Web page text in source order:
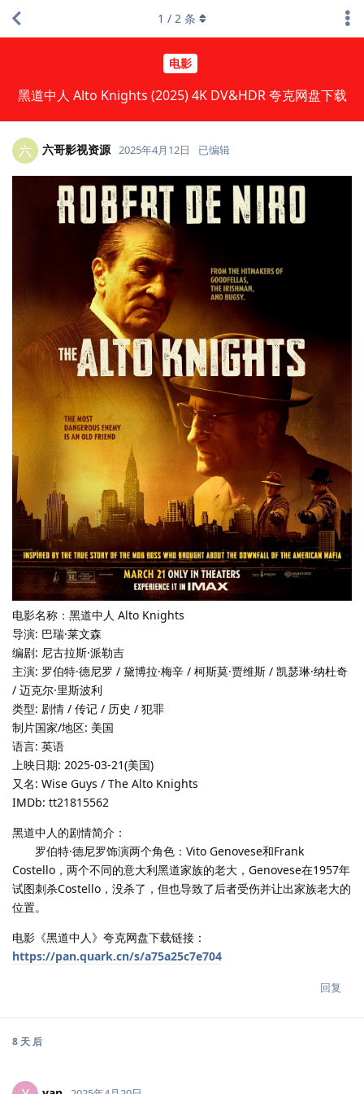
电影
黑道中人 Alto Knights (2025) 4K DV&HDR 夸克网盘下载
1 / 2 条
六 六哥影视资源 2025年4月12日 已编辑
电影名称：黑道中人 Alto Knights
导演: 巴瑞·莱文森
编剧: 尼古拉斯·派勒吉
主演: 罗伯特·德尼罗 / 黛博拉·梅辛 / 柯斯莫·贾维斯 / 凯瑟琳·纳杜奇
/ 迈克尔·里斯波利
类型: 剧情 / 传记 / 历史 / 犯罪
制片国家/地区: 美国
语言: 英语
上映日期: 2025-03-21(美国)
又名: Wise Guys / The Alto Knights
IMDb: tt21815562
黑道中人的剧情简介：
罗伯特·德尼罗饰演两个角色：Vito Genovese和Frank
Costello，两个不同的意大利黑道家族的老大，Genovese在1957年
试图刺杀Costello，没杀了，但也导致了后者受伤并让出家族老大的
位置。
电影《黑道中人》夸克网盘下载链接：
https://pan.quark.cn/s/a75a25c7e704
回复
8 天 后